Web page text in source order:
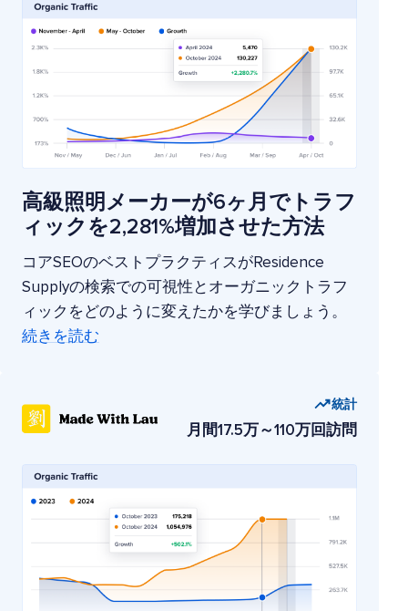
高級照明メーカーが6ヶ月でトラフ
ィックを2,281%増加させた方法
コアSEOのベストプラクティスがResidence
Supplyの検索での可視性とオーガニックトラフ
ィックをどのように変えたかを学びましょう。
続きを読む
統計
月間17.5万～110万回訪問